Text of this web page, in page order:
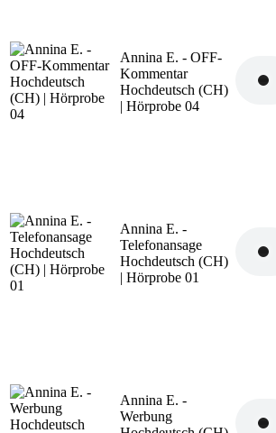
Annina E. - OFF-
Kommentar
Hochdeutsch (CH)
| Hörprobe 04
Annina E. -
Telefonansage
Hochdeutsch (CH)
| Hörprobe 01
Annina E. -
Werbung